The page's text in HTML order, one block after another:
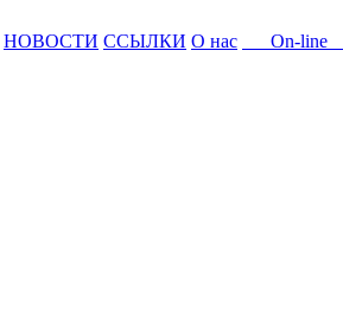
НОВОСТИ ССЫЛКИ О нас On-line